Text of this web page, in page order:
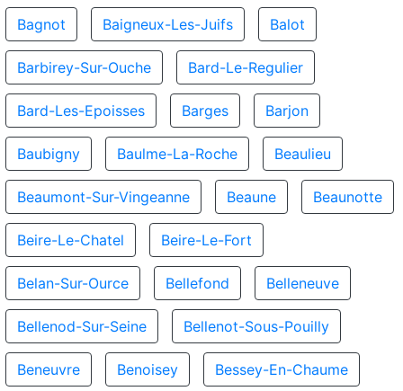
Bagnot Baigneux-Les-Juifs Balot
Barbirey-Sur-Ouche Bard-Le-Regulier
Bard-Les-Epoisses Barges Barjon
Baubigny Baulme-La-Roche Beaulieu
Beaumont-Sur-Vingeanne Beaune Beaunotte
Beire-Le-Chatel Beire-Le-Fort
Belan-Sur-Ource Bellefond Belleneuve
Bellenod-Sur-Seine Bellenot-Sous-Pouilly
Beneuvre Benoisey Bessey-En-Chaume